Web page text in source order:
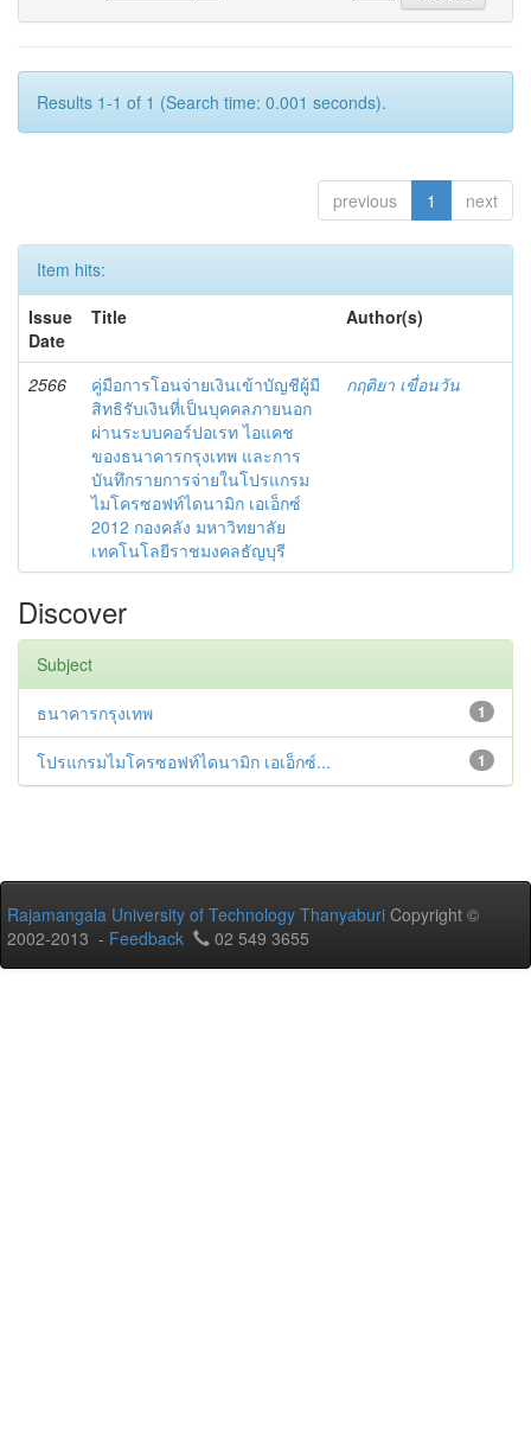
Results 1-1 of 1 (Search time: 0.001 seconds).
previous 1 next
Item hits:
Issue
Date
Title Author(s)
2566
คู่มือการโอนจ่ายเงินเข้าบัญชีผู้มี
สิทธิรับเงินที่เป็นบุคคลภายนอก
ผ่านระบบคอร์ปอเรท ไอแคช
ของธนาคารกรุงเทพ และการ
บันทึกรายการจ่ายในโปรแกรม
ไมโครซอฟท์ไดนามิก เอเอ็กซ์
2012 กองคลัง มหาวิทยาลัย
เทคโนโลยีราชมงคลธัญบุรี
กฤติยา เขื่อนวัน
Discover
Subject
1
ธนาคารกรุงเทพ
1
โปรแกรมไมโครซอฟท์ไดนามิก เอเอ็กซ์...
Rajamangala University of Technology Thanyaburi Copyright ©
2002-2013 - Feedback 02 549 3655